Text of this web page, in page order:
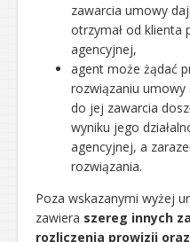
zawarcia umowy
otrzymał od klienta
agencyjnej,
agent może żądać
rozwiązaniu
do jej zawarcia
wyniku jego
agencyjnej, a
rozwiązania.
Poza wskazanymi wyżej
zawiera szereg innych
rozliczenia prowizji